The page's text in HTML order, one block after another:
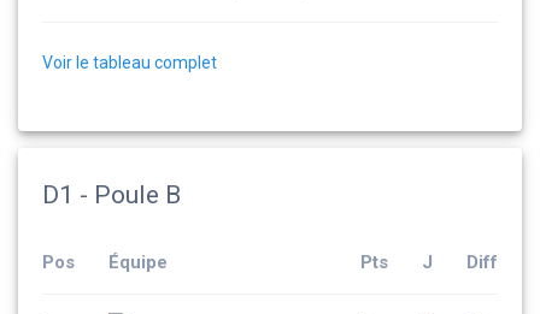
Voir le tableau complet
D1 - Poule B
Pos Équipe Pts J Diff